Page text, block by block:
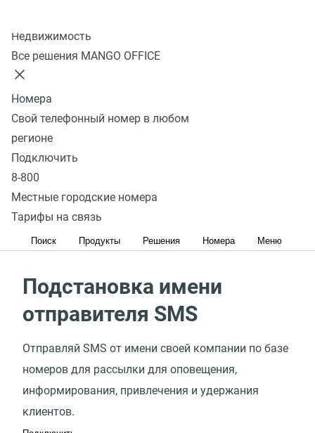
Недвижимость
Все решения MANGO OFFICE
Номера
Свой телефонный номер в любом
регионе
Подключить
8-800
Местные городские номера
Тарифы на связь
Поиск Продукты Решения Номера Меню
Получая SMS с незнакомого номера или
от отправителя с труднопроизносимым буквенным
кодом, люди зачастую даже не читают его. А если
новый клиент не смог дозвониться до вас и ушел
к конкуренту?
Теперь у вас есть возможность сделать этот канал
общения с клиентами эффективным.
Для установления и
поддержания связи с клиентами
Подстановка имени
отправителя SMS
Отправляй SMS от имени своей компании по базе
номеров для рассылки для оповещения,
информирования, привлечения и удержания
клиентов.